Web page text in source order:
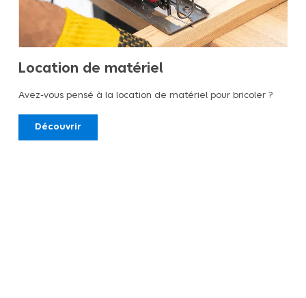
Location de matériel
Avez-vous pensé à la location de matériel pour bricoler ?
Découvrir